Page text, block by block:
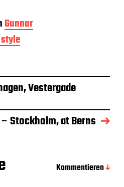
Gunnar
Vestergade
Stockholm, at Berns
Kommentieren